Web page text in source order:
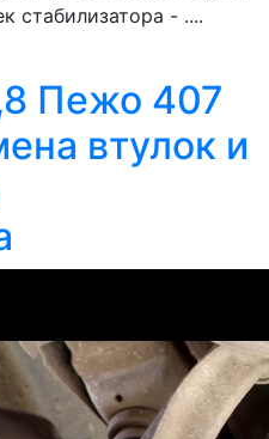
стабилизатора - ....
Пежо 407
втулок и